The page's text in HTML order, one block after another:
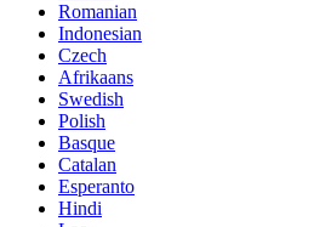
Romanian
Indonesian
Czech
Afrikaans
Swedish
Polish
Basque
Catalan
Esperanto
Hindi